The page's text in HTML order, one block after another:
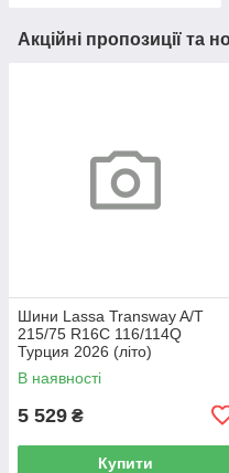
Акційні пропозиції та
Шини Lassa Transway A/T
215/75 R16C 116/114Q
Турция 2026 (літо)
В наявності
5 529 ₴
Купити